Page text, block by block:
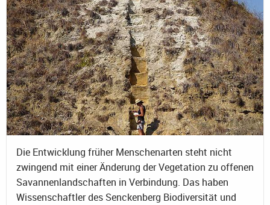
Die Entwicklung früher Menschenarten steht nicht
zwingend mit einer Änderung der Vegetation zu offenen
Savannenlandschaften in Verbindung. Das haben
Wissenschaftler des Senckenberg Biodiversität und